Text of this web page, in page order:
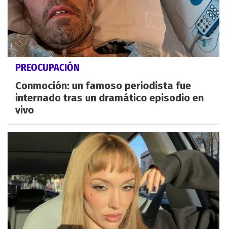
PREOCUPACIÓN
Conmoción: un famoso periodista fue
internado tras un dramático episodio en
vivo